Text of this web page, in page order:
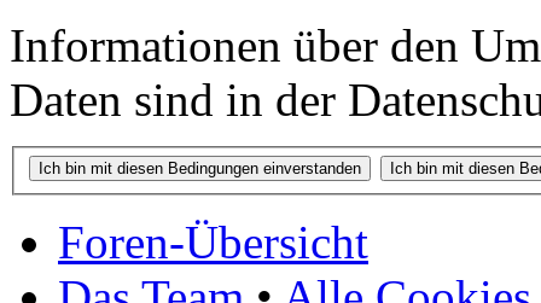
Informationen über den
Daten sind in der
Foren-Übersicht